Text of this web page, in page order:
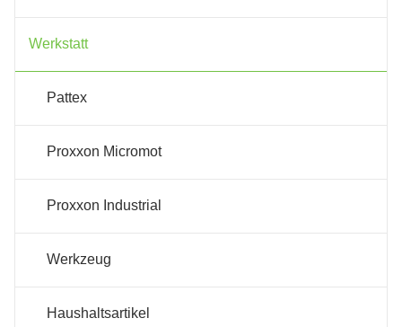
Werkstatt
Pattex
Proxxon Micromot
Proxxon Industrial
Werkzeug
Haushaltsartikel